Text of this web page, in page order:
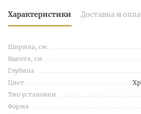
Характеристики Доставка и
Ширина, см
Высота, см
Глубина
Цвет
Тип установки
Форма